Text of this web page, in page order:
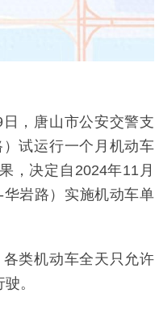
日，唐山市公安交警支
试运行一个月机动车
，决定自2024年11月
岩路）实施机动车单
类机动车全天只允许
。